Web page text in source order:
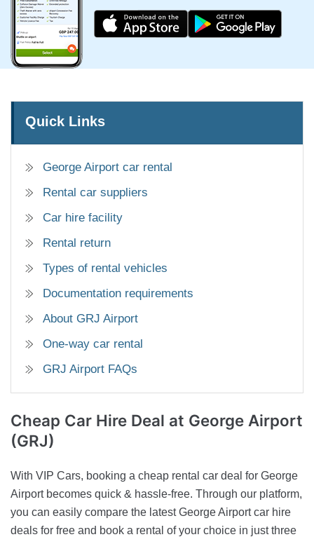
Quick Links
George Airport car rental
Rental car suppliers
Car hire facility
Rental return
Types of rental vehicles
Documentation requirements
About GRJ Airport
One-way car rental
GRJ Airport FAQs
Cheap Car Hire Deal at George Airport
(GRJ)
With VIP Cars, booking a cheap rental car deal for George
Airport becomes quick & hassle-free. Through our platform,
you can easily compare the latest George Airport car hire
deals for free and book a rental of your choice in just three